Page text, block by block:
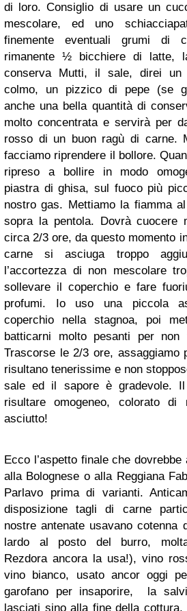
di loro. Consiglio di usare un
mescolare, ed uno
finemente eventuali grumi di
rimanente ½ bicchiere di latte,
conserva Mutti, il sale, direi un
colmo, un pizzico di pepe (se
anche una bella quantità di
molto concentrata e servirà per
rosso di un buon ragù di carne.
facciamo riprendere il bollore.
ripreso a bollire in modo
piastra di ghisa, sul fuoco più
nostro gas. Mettiamo la fiamma
sopra la pentola. Dovrà cuocere
circa 2/3 ore, da questo momento
carne si asciuga troppo
l’accortezza di non mescolare
sollevare il coperchio e fare
profumi. Io uso una piccola
coperchio nella stagnoa, poi
batticarni molto pesanti per non
Trascorse le 2/3 ore, assaggiamo
risultano tenerissime e non
sale ed il sapore è gradevole.
risultare omogeneo, colorato
asciutto!
Ecco l’aspetto finale che
alla Bolognese o alla Reggiana
Parlavo prima di varianti.
disposizione tagli di carne
nostre antenate usavano cotenna
lardo al posto del burro,
Rezdoraancora la usa!), vino
vino bianco, usato ancor oggi
garofano per insaporire, la
lasciati sino alla fine della